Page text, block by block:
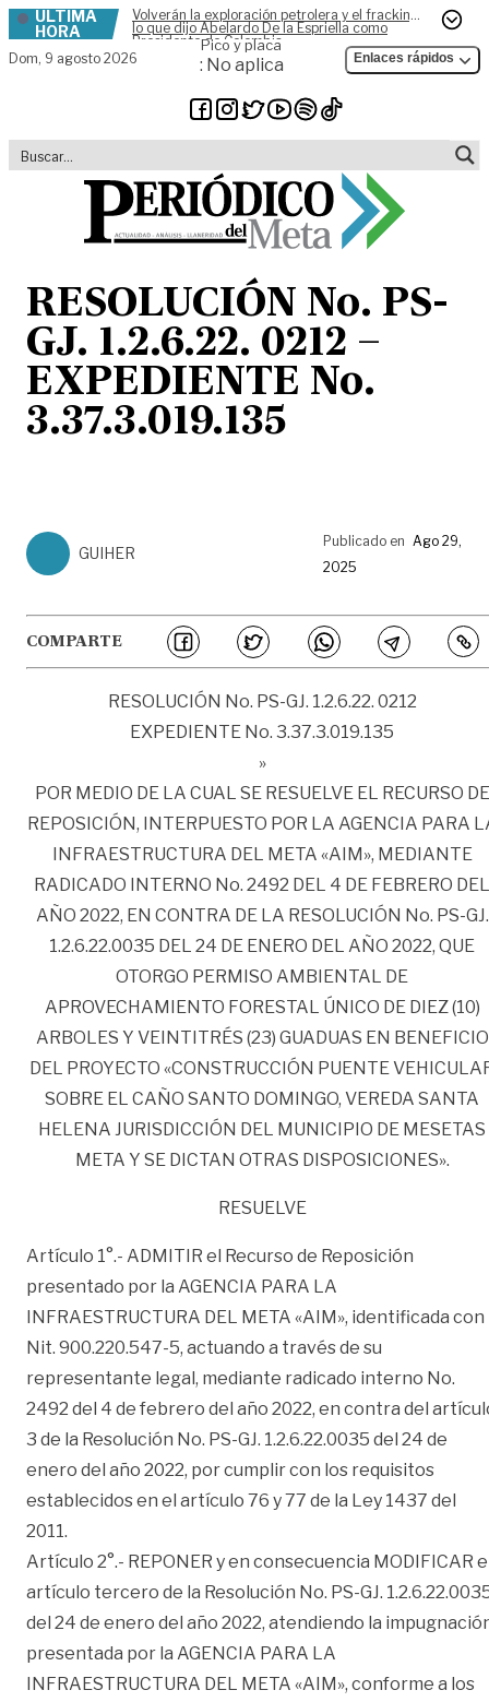
Skip to content
ÚLTIMA
HORA
Volverán la exploración petrolera y el fracking,
lo que dijo Abelardo De la Espriella como
Presidente de Colombia
Dom, 9 agosto 2026
Pico y placa
: No aplica Enlaces rápidos
RESOLUCIÓN No. PS-
GJ. 1.2.6.22. 0212 –
EXPEDIENTE No.
3.37.3.019.135
GUIHER
Publicado en Ago 29,
2025
COMPARTE
RESOLUCIÓN No. PS-GJ. 1.2.6.22. 0212
EXPEDIENTE No. 3.37.3.019.135
»
POR MEDIO DE LA CUAL SE RESUELVE EL RECURSO DE
REPOSICIÓN, INTERPUESTO POR LA AGENCIA PARA
INFRAESTRUCTURA DEL META «AIM», MEDIANTE
RADICADO INTERNO No. 2492 DEL 4 DE FEBRERO DEL
AÑO 2022, EN CONTRA DE LA RESOLUCIÓN No. PS-GJ.
1.2.6.22.0035 DEL 24 DE ENERO DEL AÑO 2022, QUE
OTORGO PERMISO AMBIENTAL DE
APROVECHAMIENTO FORESTAL ÚNICO DE DIEZ (10)
ARBOLES Y VEINTITRÉS (23) GUADUAS EN BENEFICIO
DEL PROYECTO «CONSTRUCCIÓN PUENTE
SOBRE EL CAÑO SANTO DOMINGO, VEREDA SANTA
HELENA JURISDICCIÓN DEL MUNICIPIO DE MESETAS
META Y SE DICTAN OTRAS DISPOSICIONES».
RESUELVE
Artículo 1°.- ADMITIR el Recurso de Reposición
presentado por la AGENCIA PARA LA
INFRAESTRUCTURA DEL META «AIM», identificada con
Nit. 900.220.547-5, actuando a través de su
representante legal, mediante radicado interno No.
2492 del 4 de febrero del año 2022, en contra del
3 de la Resolución No. PS-GJ. 1.2.6.22.0035 del 24 de
enero del año 2022, por cumplir con los requisitos
establecidos en el artículo 76 y 77 de la Ley 1437 del
2011.
Artículo 2°.- REPONER y en consecuencia MODIFICAR
artículo tercero de la Resolución No. PS-GJ.
del 24 de enero del año 2022, atendiendo la
presentada por la AGENCIA PARA LA
INFRAESTRUCTURA DEL META «AIM», conforme a los